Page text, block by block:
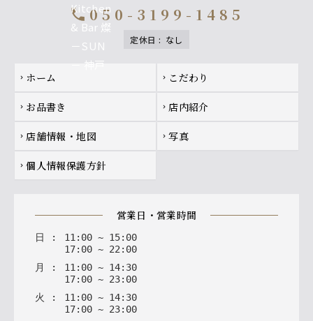
call 050-3199-1485
定休日 : なし
Footer navigation
chevron_right ホーム chevron_right こだわり
chevron_right お品書き chevron_right 店内紹介
chevron_right 店舗情報・地図 chevron_right 写真
chevron_right 個人情報保護方針
営業日・営業時間
日 : 11 : 00 ~ 15: 00
17: 00 ~ 22 : 00
月
: 11 : 00 ~ 14: 30
17: 00 ~ 23: 00
火
: 11 : 00 ~ 14: 30
17: 00 ~ 23: 00